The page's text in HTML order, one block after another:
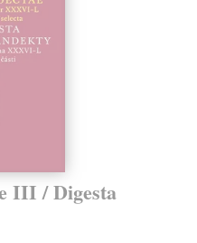
III / Digesta